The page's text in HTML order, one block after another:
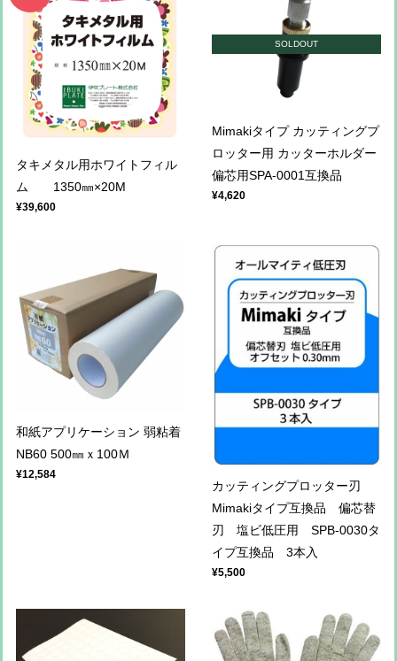
タキメタル用ホワイトフィル
ム 1350㎜×20M
¥39,600
SOLDOUT
Mimakiタイプ カッティングプ
ロッター用 カッターホルダー
偏芯用SPA-0001互換品
¥4,620
和紙アプリケーション 弱粘着
NB60 500㎜ｘ100Ｍ
¥12,584
カッティングプロッター刃
Mimakiタイプ互換品 偏芯替
刃 塩ビ低圧用 SPB-0030タ
イプ互換品 3本入
¥5,500